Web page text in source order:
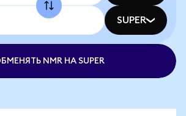
SUPER
NMR НА SUPER